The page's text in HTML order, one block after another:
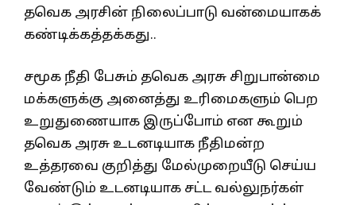
தவெக அரசின் நிலைப்பாடு வன்மையாகக்
கண்டிக்கத்தக்கது..
சமூக நீதி பேசும் தவெக அரசு சிறுபான்மை
மக்களுக்கு அனைத்து உரிமைகளும் பெற
உறுதுணையாக இருப்போம் என கூறும்
தவெக அரசு உடனடியாக நீதிமன்ற
உத்தரவை குறித்து மேல்முறையீடு செய்ய
வேண்டும் உடனடியாக சட்ட வல்லுநர்கள்